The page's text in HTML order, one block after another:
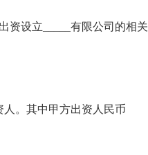
资设立_____有限公司的相关
。其中甲方出资人民币